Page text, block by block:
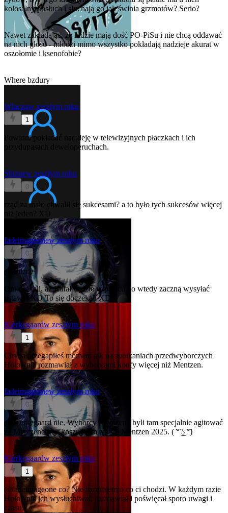
kolosalny posłuch i słuchają go jak świnia grzmotów? Serio?
Nawet zakładając, że ludzie mają dość PO-PiSu i nie chcą oddawać
na nich głosu - młodzi mimo wszystko pokładają nadzieje akurat w
oszołomie i ksenofobie?
Where bzdury
Wlaczaw zeszłym roku
1
Powinni pokładać nadzieję w telewizyjnych płaczkach i ich
przydupasach deweloperuchach.
Shizuew zeszłym roku
0
rząd za mało chwalił się sukcesami? a to było tych sukcesów więcej
fadeimageonew zeszłym roku
0
@Shizue
Oni czekali, aż Rafał będzie w pałacu, to wtedy zaczną wysyłać
ustawy. XD To się doczekali XD
Kierkegaardw zeszłym roku
1
Chyba przegapiłeś moment jak na spotkaniach przedwyborczych
Hołownia rozmawiał z wyborcami konfy więcej niż Mentzen.
fadeimageonew zeszłym roku
0
@Kierkegaardnie, Wyborcy Mentzena byli tam specjalnie agitować
za Mentzenem w koszulkach z logo Mentzen 2025. ( ͡° ͜ʖ ͡°)
Kierkegaardw zeszłym roku
1
@fadeimageoneco? Nie rozumiem o co ci chodzi. W każdym razie
Hołownia ich wysłuchiwał, rozmawiał i poświęcał sporo uwagi i
czasu.